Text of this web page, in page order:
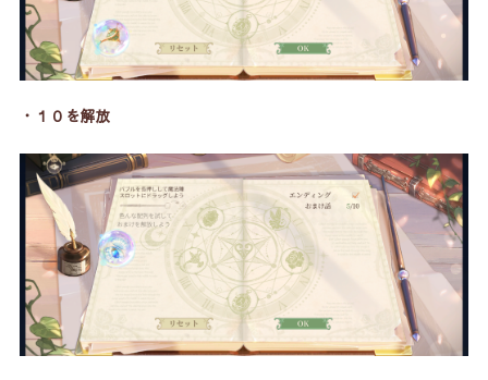
・１０を解放